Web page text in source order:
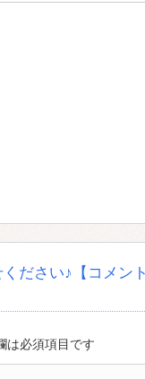
ださい♪【コメン
は必須項目です